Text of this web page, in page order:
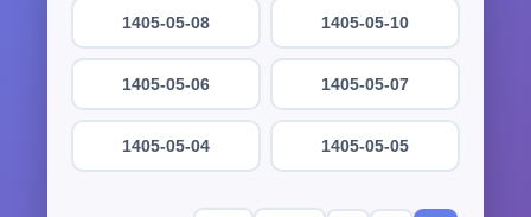
1405-05-10
1405-05-08
1405-05-07
1405-05-06
1405-05-05
1405-05-04